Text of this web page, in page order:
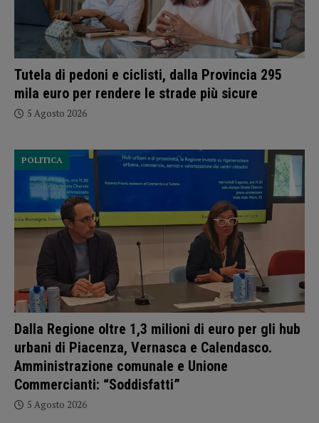
Tutela di pedoni e ciclisti, dalla Provincia 295
mila euro per rendere le strade più sicure
5 Agosto 2026
Dalla Regione oltre 1,3 milioni di euro per gli hub
urbani di Piacenza, Vernasca e Calendasco.
Amministrazione comunale e Unione
Commercianti: “Soddisfatti”
POLITICA
5 Agosto 2026